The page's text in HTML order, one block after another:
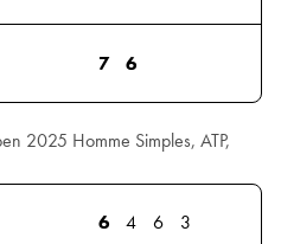
7 6
2025 Homme Simples, ATP,
6 4 6 3